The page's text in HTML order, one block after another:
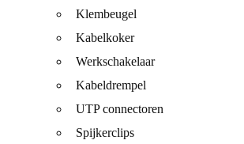
Klembeugel
Kabelkoker
Werkschakelaar
Kabeldrempel
UTP connectoren
Spijkerclips